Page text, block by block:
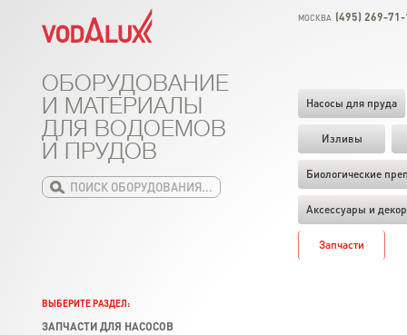
МОСКВА (495) 269-
Насосы для пруда
Изливы
Биологические
Аксессуары и декор
Запчасти
ОБОРУДОВАНИЕ
И МАТЕРИАЛЫ
ДЛЯ ВОДОЕМОВ
И ПРУДОВ
ВЫБЕРИТЕ РАЗДЕЛ:
ЗАПЧАСТИ ДЛЯ НАСОСОВ